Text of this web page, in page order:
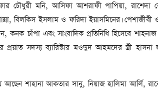
চৌধুরী মনি, আসিফা আশরাফী পাপিয়া, রাশেদা
বিলকিস ইসলাম ও ফরিদা ইয়াসমিনের। পেশাজীবী
কনক চাঁপা এবং সাংবাদিক প্রতিনিধি হিসেবে
সদস্য ব্যারিস্টার মওদুদ আহমদের স্ত্রী হাসনা
আছেন শাহানা আকতার সানু, নিয়াজ হালিমা আর্লি,